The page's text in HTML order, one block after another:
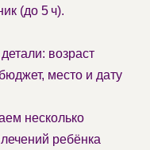
(до 5 ч).
возраст
место и дату
несколько
ребёнка